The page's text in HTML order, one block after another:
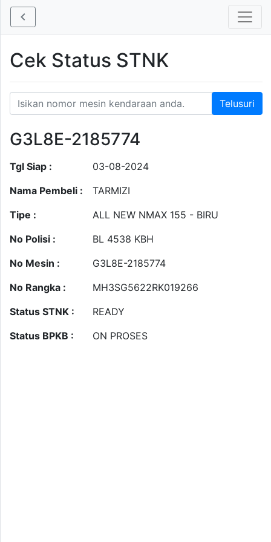
Cek Status STNK
G3L8E-2185774
Tgl Siap :
03-08-2024
Nama Pembeli :
TARMIZI
Tipe :
ALL NEW NMAX 155 - BIRU
No Polisi :
BL 4538 KBH
No Mesin :
G3L8E-2185774
No Rangka :
MH3SG5622RK019266
Status STNK :
READY
Status BPKB :
ON PROSES